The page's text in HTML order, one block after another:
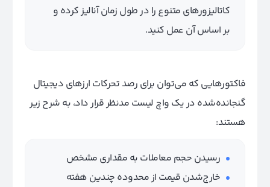
کاتالیزورهای متنوع را در طول زمان آنالیز کرده و
بر اساس آن عمل کنید.
فاکتورهایی که می‌توان برای رصد تحرکات ارزهای دیجیتال
گنجانده‌شده در یک واچ لیست مد‌نظر قرار داد، به شرح زیر
هستند:
رسیدن حجم معاملات به مقداری مشخص
خارج‌شدن قیمت از محدوده چندین هفته‌